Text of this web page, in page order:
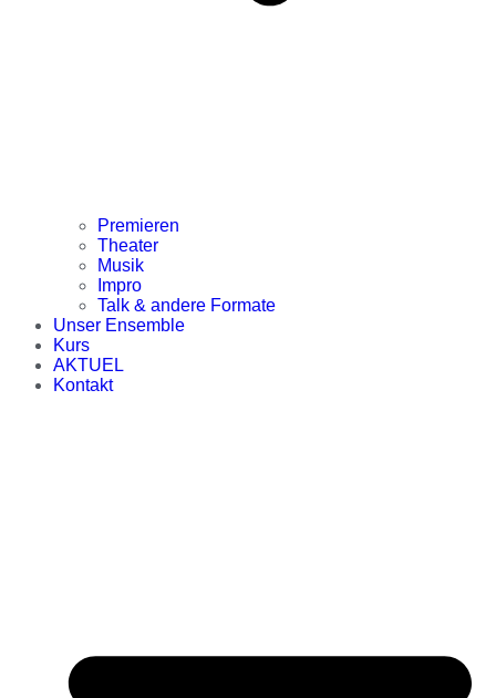
Premieren
Theater
Musik
Impro
Talk & andere Formate
Unser Ensemble
Kurs
AKTUEL
Kontakt